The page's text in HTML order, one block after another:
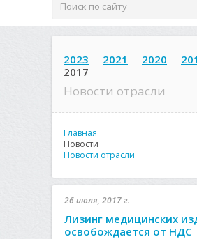
2023 2021 2020
2017
Новости отрасли
Главная
Новости
Новости отрасли
26 июля, 2017 г.
Лизинг медицинских
освобождается от НДС